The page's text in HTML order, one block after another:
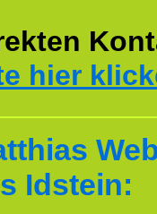
hier
Idstein: